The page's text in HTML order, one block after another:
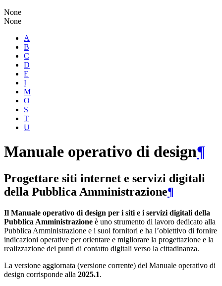
None
None
A
B
C
D
E
I
M
O
S
T
U
Manuale operativo di design¶
Progettare siti internet e servizi digitali
della Pubblica Amministrazione¶
Il Manuale operativo di design per i siti e i servizi digitali della
Pubblica Amministrazione è uno strumento di lavoro dedicato alla
Pubblica Amministrazione e i suoi fornitori e ha l’obiettivo di fornire
indicazioni operative per orientare e migliorare la progettazione e la
realizzazione dei punti di contatto digitali verso la cittadinanza.
La versione aggiornata (versione corrente) del Manuale operativo di
design corrisponde alla 2025.1.